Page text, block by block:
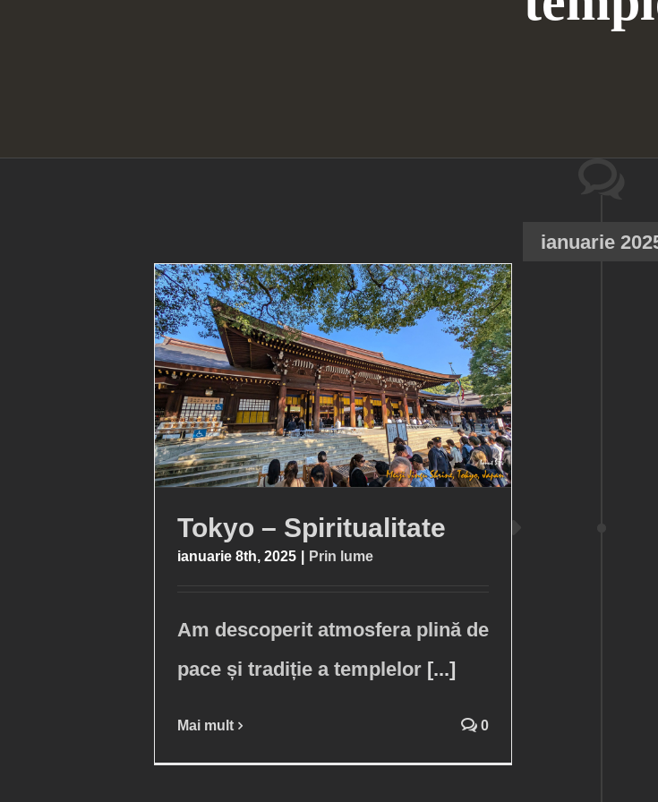
ianuarie
Tokyo – Spiritualitate
ianuarie 8th, 2025 Prin lume
Am descoperit atmosfera plină de
pace și tradiție a templelor [...]
Mai mult 0